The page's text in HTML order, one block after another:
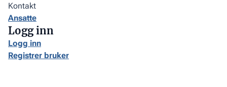
Kontakt
Ansatte
Logg inn
Logg inn
Registrer bruker